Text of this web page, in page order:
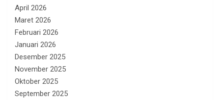
April 2026
Maret 2026
Februari 2026
Januari 2026
Desember 2025
November 2025
Oktober 2025
September 2025